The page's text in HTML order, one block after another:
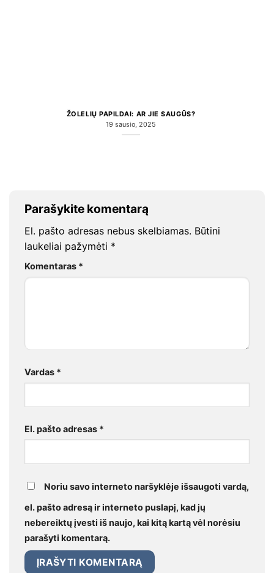
ŽOLELIŲ PAPILDAI: AR JIE SAUGŪS?
19 sausio, 2025
Parašykite komentarą
El. pašto adresas nebus skelbiamas. Būtini
laukeliai pažymėti *
Komentaras *
Vardas *
El. pašto adresas *
Noriu savo interneto naršyklėje išsaugoti vardą,
el. pašto adresą ir interneto puslapį, kad jų
nebereiktų įvesti iš naujo, kai kitą kartą vėl norėsiu
parašyti komentarą.